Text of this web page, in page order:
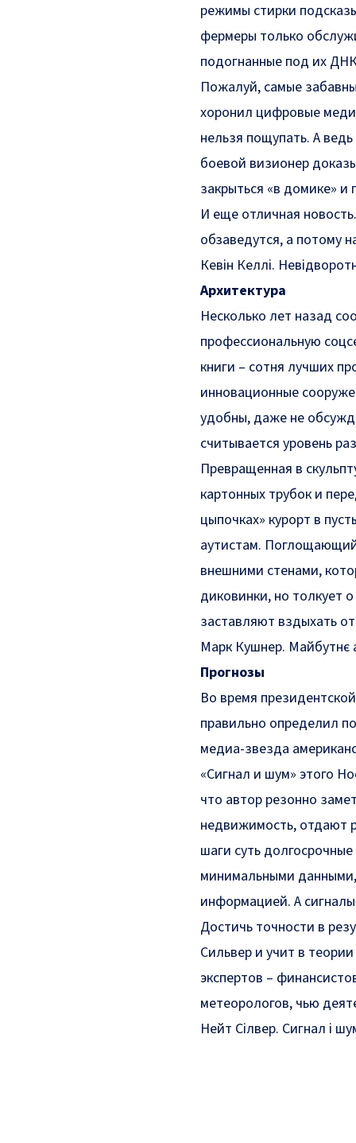
режимы стирки
фермеры только
подогнанные под их
Пожалуй, самые
хоронил цифровые
нельзя пощупать. А
боевой визионер
закрыться «в домике» и
И еще отличная
обзаведутся, а потому
Кевін Келлі.
Архитектура
Несколько лет назад
профессиональную
книги – сотня лучших
инновационные
удобны, даже не
считывается уровень
Превращенная в
картонных трубок и
цыпочках» курорт в
аутистам.
внешними стенами,
диковинки, но толкует
заставляют вздыхать
Марк Кушнер. Майбутнє
Прогнозы
Во время
правильно определил
медиа-звезда
«Сигнал и шум» этого
что автор резонно
недвижимость, отдают
шаги суть
минимальными
информацией. А
Достичь точности в
Сильвер и учит в
экспертов –
метеорологов, чью
Нейт Сілвер. Сигнал і